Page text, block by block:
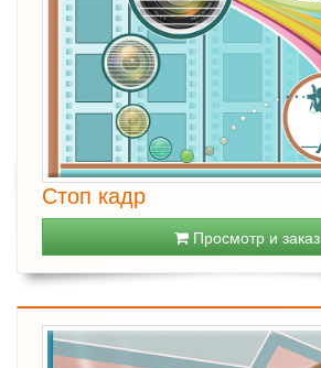
Стоп кадр
Просмотр и заказ